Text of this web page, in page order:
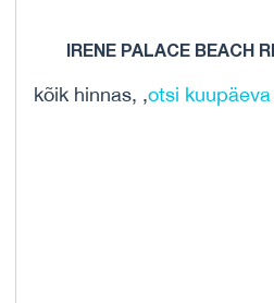
IRENE PALACE BEACH
kõik hinnas, ,otsi kuupäeva